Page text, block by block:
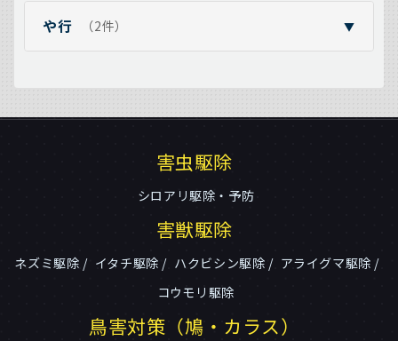
や行 （2件） ▼
害虫駆除
シロアリ駆除・予防
害獣駆除
ネズミ駆除 イタチ駆除 ハクビシン駆除
アライグマ駆除
コウモリ駆除
鳥害対策（鳩・カラス）